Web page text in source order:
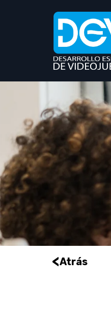
<Atrás